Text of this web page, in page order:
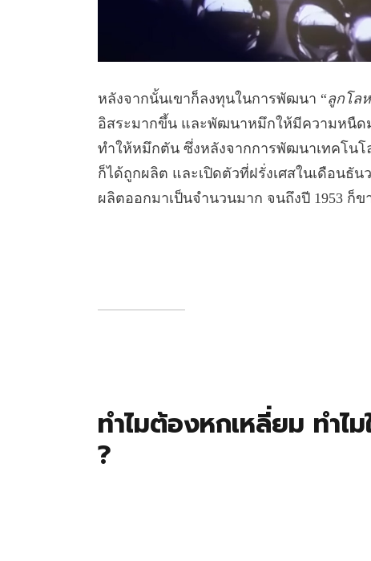
หลังจากนั้นเขาก็ลงทุนในการพัฒนา “ลูกโล
อิสระมากขึ้น และพัฒนาหมึกให้มีความหนืด
ทำให้หมึกตัน ซึ่งหลังจากการพัฒนาเทคโนโ
ก็ได้ถูกผลิต และเปิดตัวที่ฝรั่งเศสในเดือนธั
ผลิตออกมาเป็นจำนวนมาก จนถึงปี 1953 ก็ข
ทำไมต้องหกเหลี่ยม ทำไ
?